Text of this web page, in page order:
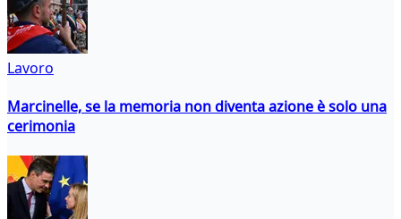
Lavoro
Marcinelle, se la memoria non diventa azione è solo una
cerimonia